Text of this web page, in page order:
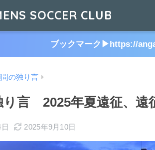
SOCCER CLUB
ブックマーク▶︎https://
問の独り言
り言 2025年夏遠征、遠
2025年9月10日